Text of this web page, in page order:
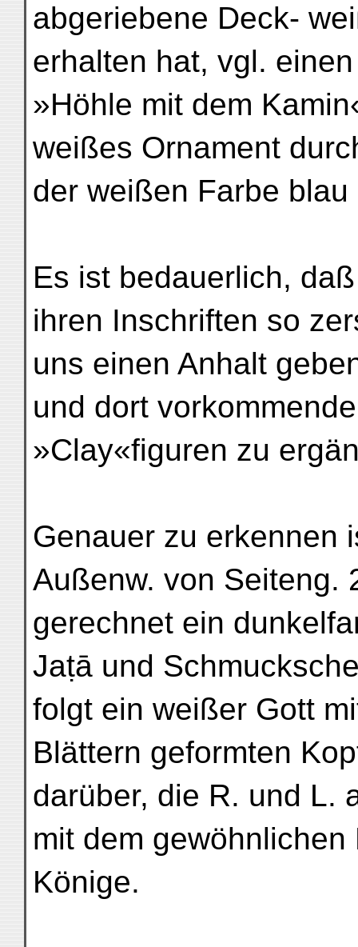
abgeriebene Deck-
erhalten hat, vgl.
»Höhle mit dem
weißes Ornament
der weißen Farbe
Es ist bedauerlich,
ihren Inschriften so
uns einen Anhalt
und dort
»Clay«figuren zu
Genauer zu erkennen
Außenw. von Seiteng.
gerechnet ein
Jaṭā und
folgt ein weißer Gott
Blättern geformten
darüber, die R. und L.
mit dem
Könige.